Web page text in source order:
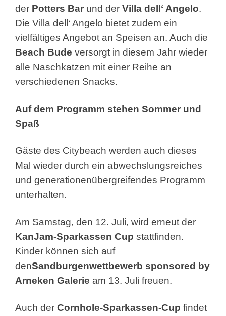
der Potters Bar und der Villa dell‘ Angelo.
Die Villa dell‘ Angelo bietet zudem ein
vielfältiges Angebot an Speisen an. Auch die
Beach Bude versorgt in diesem Jahr wieder
alle Naschkatzen mit einer Reihe an
verschiedenen Snacks.
Auf dem Programm stehen Sommer und
Spaß
Gäste des Citybeach werden auch dieses
Mal wieder durch ein abwechslungsreiches
und generationenübergreifendes Programm
unterhalten.
Am Samstag, den 12. Juli, wird erneut der
KanJam-Sparkassen Cup stattfinden.
Kinder können sich auf
denSandburgenwettbewerb sponsored by
Arneken Galerie am 13. Juli freuen.
Auch der Cornhole-Sparkassen-Cup findet